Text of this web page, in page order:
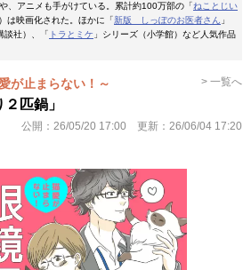
、アニメも手がけている。累計約100万部の「ねことじい
は映画化された。ほかに「新版 しっぽのお医者さん
」
談社）、「 トラとミケ 」シリーズ（小学館）など人気作品
が止まらない！～ > 一覧へ
匹鍋」
公開： 26/05/20 17:00 更新： 26/06/04 17:20